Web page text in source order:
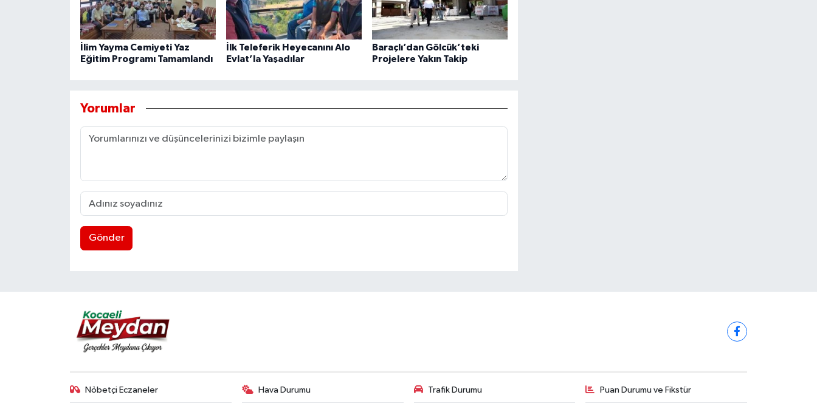
İlim Yayma Cemiyeti Yaz
Eğitim Programı Tamamlandı
İlk Teleferik Heyecanını Alo
Evlat’la Yaşadılar
Baraçlı’dan Gölcük’teki
Projelere Yakın Takip
Yorumlar
Gönder
Nöbetçi Eczaneler Hava Durumu Trafik Durumu Puan Durumu ve Fikstür